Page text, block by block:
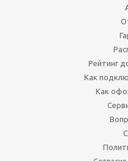
Рейтинг
Как
Как